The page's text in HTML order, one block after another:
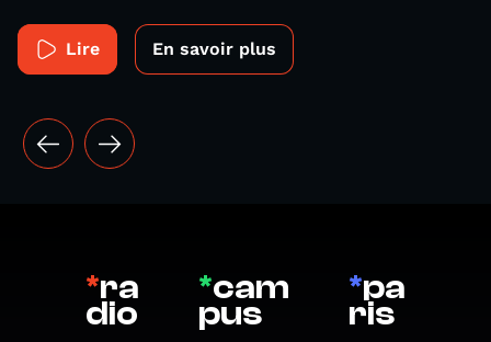
Lire En savoir plus
*ra
dio
*cam
pus
*pa
ris